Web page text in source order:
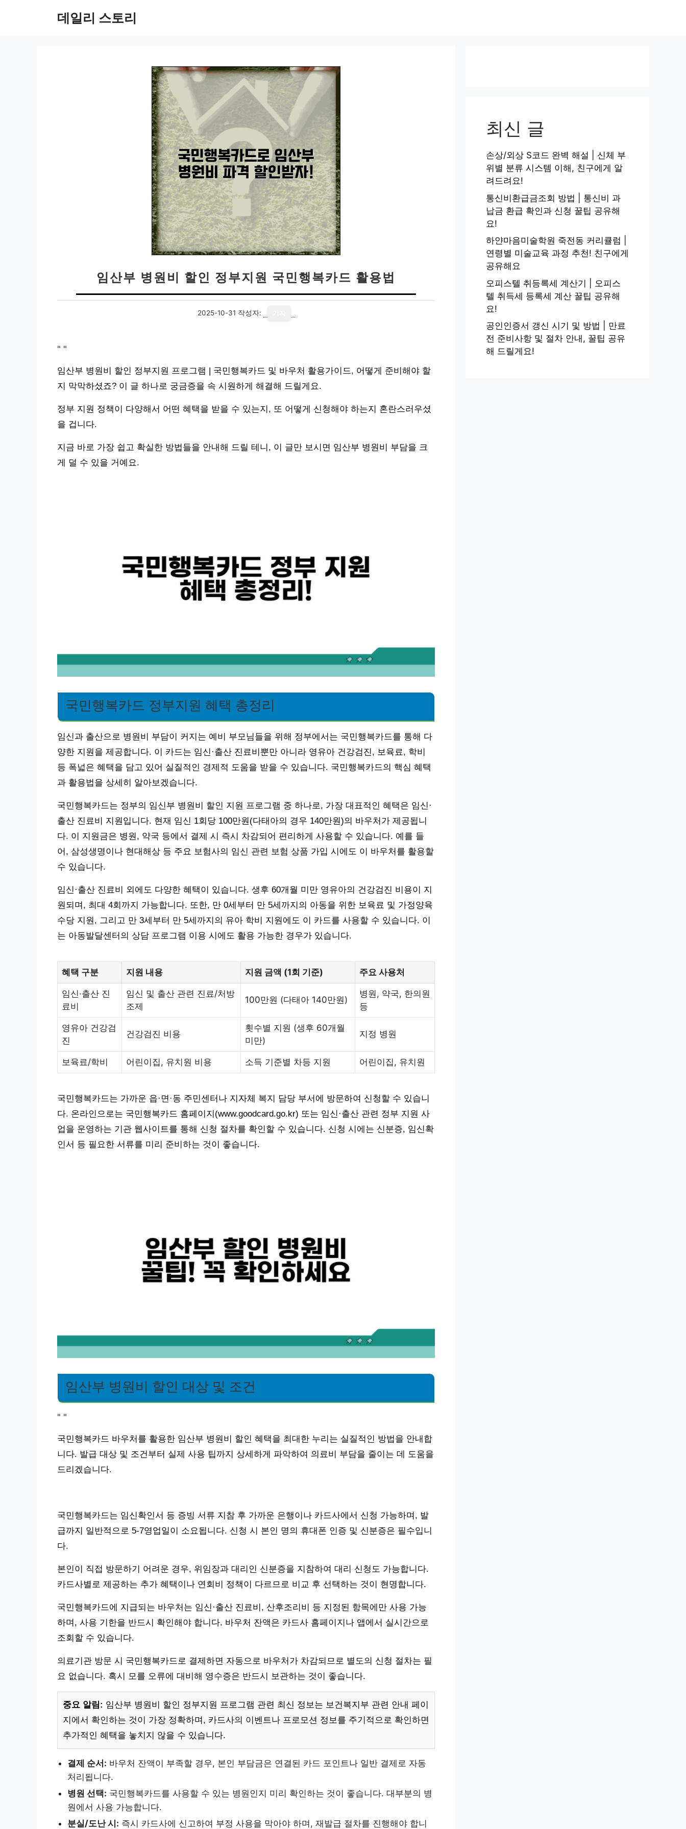
데일리 스토리
임산부 병원비 할인 정부지원 국민행복카드 활용법
2025-10-31 작성자:
" "
임산부 병원비 할인 정부지원 프로그램 | 국민행복카드 및 바우처 활용가이드, 어떻게 준비해야 할
지 막막하셨죠? 이 글 하나로 궁금증을 속 시원하게 해결해 드릴게요.
정부 지원 정책이 다양해서 어떤 혜택을 받을 수 있는지, 또 어떻게 신청해야 하는지 혼란스러우셨
을 겁니다.
지금 바로 가장 쉽고 확실한 방법들을 안내해 드릴 테니, 이 글만 보시면 임산부 병원비 부담을 크
게 덜 수 있을 거예요.
국민행복카드 정부지원 혜택 총정리
임신과 출산으로 병원비 부담이 커지는 예비 부모님들을 위해 정부에서는 국민행복카드를 통해 다
양한 지원을 제공합니다. 이 카드는 임신·출산 진료비뿐만 아니라 영유아 건강검진, 보육료, 학비
등 폭넓은 혜택을 담고 있어 실질적인 경제적 도움을 받을 수 있습니다. 국민행복카드의 핵심 혜택
과 활용법을 상세히 알아보겠습니다.
국민행복카드는 정부의 임신부 병원비 할인 지원 프로그램 중 하나로, 가장 대표적인 혜택은 임신·
출산 진료비 지원입니다. 현재 임신 1회당 100만원(다태아의 경우 140만원)의 바우처가 제공됩니
다. 이 지원금은 병원, 약국 등에서 결제 시 즉시 차감되어 편리하게 사용할 수 있습니다. 예를 들
어, 삼성생명이나 현대해상 등 주요 보험사의 임신 관련 보험 상품 가입 시에도 이 바우처를 활용할
수 있습니다.
임신·출산 진료비 외에도 다양한 혜택이 있습니다. 생후 60개월 미만 영유아의 건강검진 비용이 지
원되며, 최대 4회까지 가능합니다. 또한, 만 0세부터 만 5세까지의 아동을 위한 보육료 및 가정양육
수당 지원, 그리고 만 3세부터 만 5세까지의 유아 학비 지원에도 이 카드를 사용할 수 있습니다. 이
는 아동발달센터의 상담 프로그램 이용 시에도 활용 가능한 경우가 있습니다.
혜택 구분 지원 내용 지원 금액 (1회 기준) 주요 사용처
임신·출산 진
료비
임신 및 출산 관련 진료/처방
조제
100만원 (다태아 140만원)
병원, 약국, 한의원
등
영유아 건강검
진
건강검진 비용
횟수별 지원 (생후 60개월
미만)
지정 병원
보육료/학비 어린이집, 유치원 비용 소득 기준별 차등 지원 어린이집, 유치원
국민행복카드는 가까운 읍·면·동 주민센터나 지자체 복지 담당 부서에 방문하여 신청할 수 있습니
다. 온라인으로는 국민행복카드 홈페이지(www.goodcard.go.kr) 또는 임신·출산 관련 정부 지원 사
업을 운영하는 기관 웹사이트를 통해 신청 절차를 확인할 수 있습니다. 신청 시에는 신분증, 임신확
인서 등 필요한 서류를 미리 준비하는 것이 좋습니다.
임산부 병원비 할인 대상 및 조건
" "
국민행복카드 바우처를 활용한 임산부 병원비 할인 혜택을 최대한 누리는 실질적인 방법을 안내합
니다. 발급 대상 및 조건부터 실제 사용 팁까지 상세하게 파악하여 의료비 부담을 줄이는 데 도움을
드리겠습니다.
국민행복카드는 임신확인서 등 증빙 서류 지참 후 가까운 은행이나 카드사에서 신청 가능하며, 발
급까지 일반적으로 5-7영업일이 소요됩니다. 신청 시 본인 명의 휴대폰 인증 및 신분증은 필수입니
다.
본인이 직접 방문하기 어려운 경우, 위임장과 대리인 신분증을 지참하여 대리 신청도 가능합니다.
카드사별로 제공하는 추가 혜택이나 연회비 정책이 다르므로 비교 후 선택하는 것이 현명합니다.
국민행복카드에 지급되는 바우처는 임신·출산 진료비, 산후조리비 등 지정된 항목에만 사용 가능
하며, 사용 기한을 반드시 확인해야 합니다. 바우처 잔액은 카드사 홈페이지나 앱에서 실시간으로
조회할 수 있습니다.
의료기관 방문 시 국민행복카드로 결제하면 자동으로 바우처가 차감되므로 별도의 신청 절차는 필
요 없습니다. 혹시 모를 오류에 대비해 영수증은 반드시 보관하는 것이 좋습니다.
중요 알림: 임산부 병원비 할인 정부지원 프로그램 관련 최신 정보는 보건복지부 관련 안내 페이
지에서 확인하는 것이 가장 정확하며, 카드사의 이벤트나 프로모션 정보를 주기적으로 확인하면
추가적인 혜택을 놓치지 않을 수 있습니다.
결제 순서: 바우처 잔액이 부족할 경우, 본인 부담금은 연결된 카드 포인트나 일반 결제로 자동
처리됩니다.
병원 선택: 국민행복카드를 사용할 수 있는 병원인지 미리 확인하는 것이 좋습니다. 대부분의 병
원에서 사용 가능합니다.
분실/도난 시: 즉시 카드사에 신고하여 부정 사용을 막아야 하며, 재발급 절차를 진행해야 합니
최신 글
손상/외상 S코드 완벽 해설 | 신체 부
위별 분류 시스템 이해, 친구에게 알
려드려요!
통신비환급금조회 방법 | 통신비 과
납금 환급 확인과 신청 꿀팁 공유해
요!
하얀마음미술학원 죽전동 커리큘럼 |
연령별 미술교육 과정 추천! 친구에게
공유해요
오피스텔 취등록세 계산기 | 오피스
텔 취득세 등록세 계산 꿀팁 공유해
요!
공인인증서 갱신 시기 및 방법 | 만료
전 준비사항 및 절차 안내, 꿀팁 공유
해 드릴게요!